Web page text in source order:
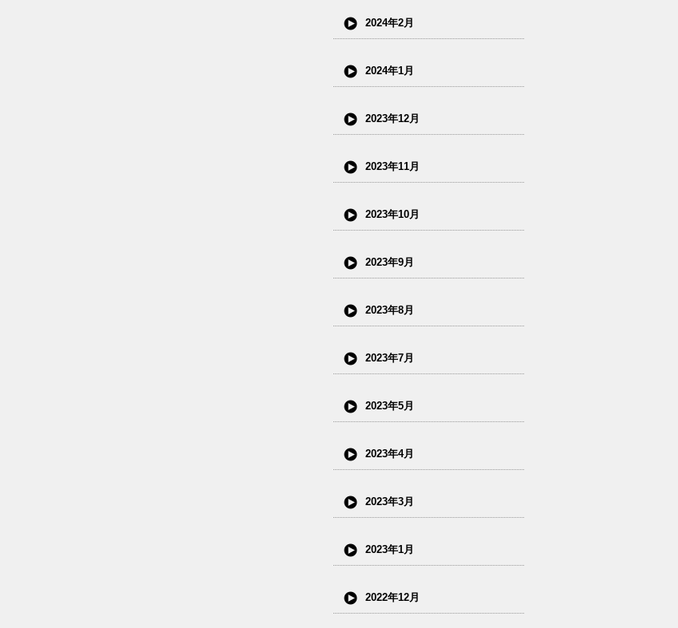
2024年2月
2024年1月
2023年12月
2023年11月
2023年10月
2023年9月
2023年8月
2023年7月
2023年5月
2023年4月
2023年3月
2023年1月
2022年12月